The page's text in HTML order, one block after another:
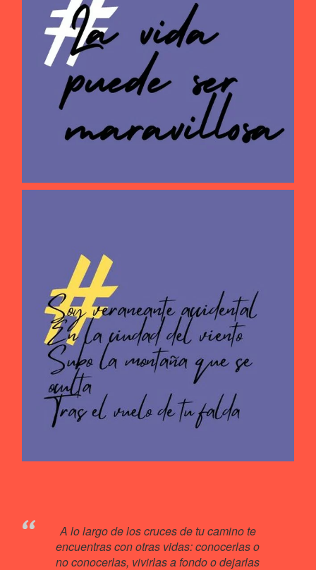
A lo largo de los cruces de tu camino te
encuentras con otras vidas: conocerlas o
no conocerlas, vivirlas a fondo o dejarlas